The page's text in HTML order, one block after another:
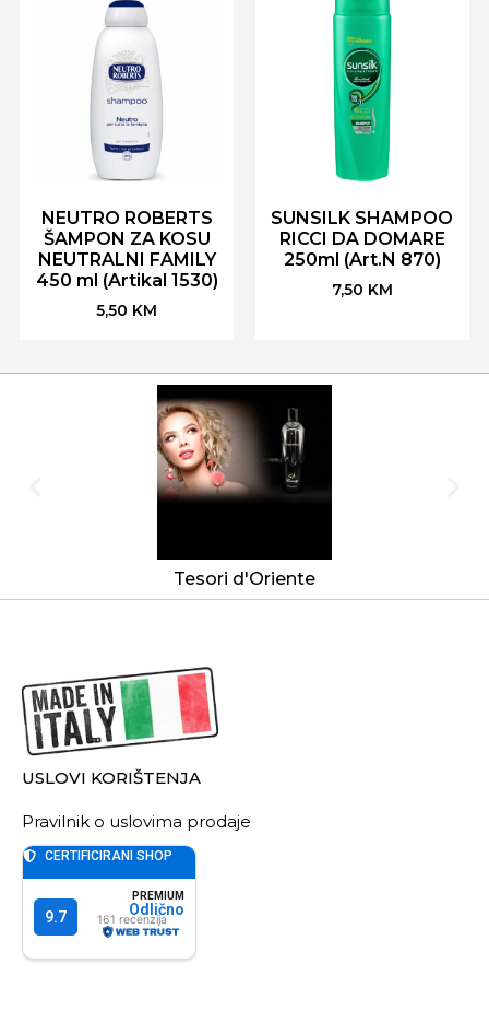
NEUTRO ROBERTS
ŠAMPON ZA KOSU
NEUTRALNI FAMILY
450 ml (Artikal 1530)
5,50 KM
SUNSILK SHAMPOO
RICCI DA DOMARE
250ml (Art.N 870)
7,50 KM
Tesori d'Oriente
USLOVI KORIŠTENJA
Pravilnik o uslovima prodaje